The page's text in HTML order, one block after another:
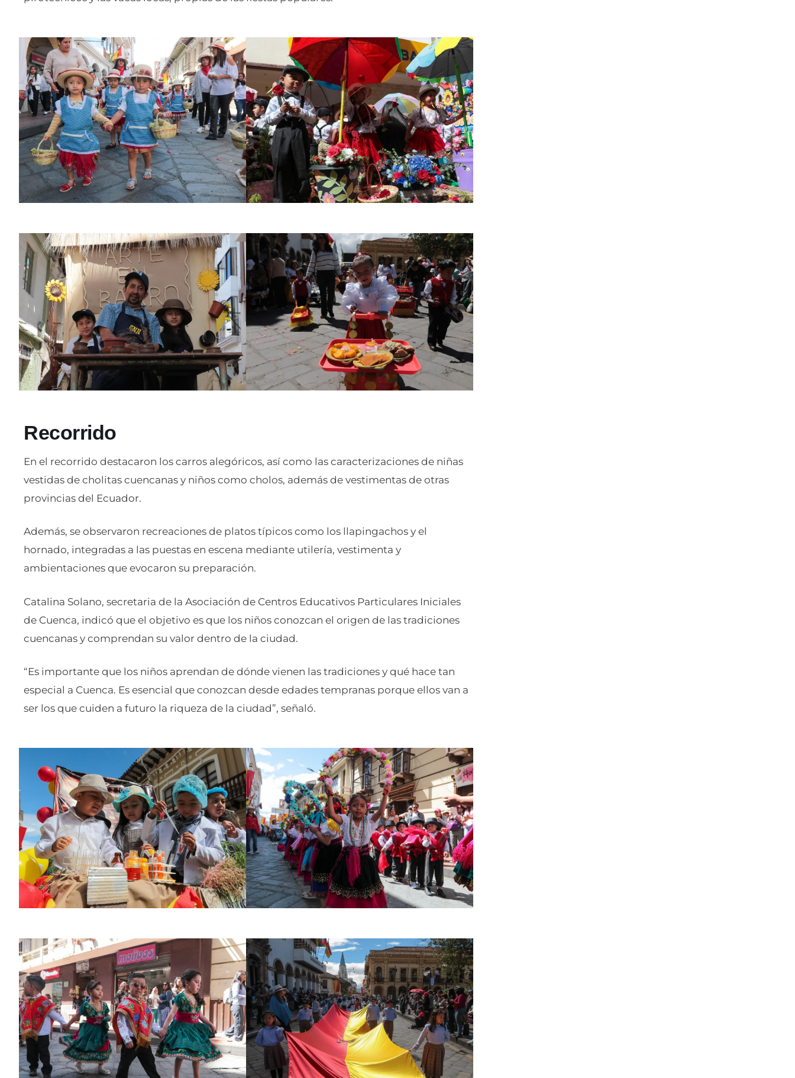
Recorrido
En el recorrido destacaron los carros alegóricos, así como las caracterizaciones de niñas
vestidas de cholitas cuencanas y niños como cholos, además de vestimentas de otras
provincias del Ecuador.
Además, se observaron recreaciones de platos típicos como los llapingachos y el
hornado, integradas a las puestas en escena mediante utilería, vestimenta y
ambientaciones que evocaron su preparación.
Catalina Solano, secretaria de la Asociación de Centros Educativos Particulares Iniciales
de Cuenca, indicó que el objetivo es que los niños conozcan el origen de las tradiciones
cuencanas y comprendan su valor dentro de la ciudad.
“Es importante que los niños aprendan de dónde vienen las tradiciones y qué hace tan
especial a Cuenca. Es esencial que conozcan desde edades tempranas porque ellos van a
ser los que cuiden a futuro la riqueza de la ciudad”, señaló.